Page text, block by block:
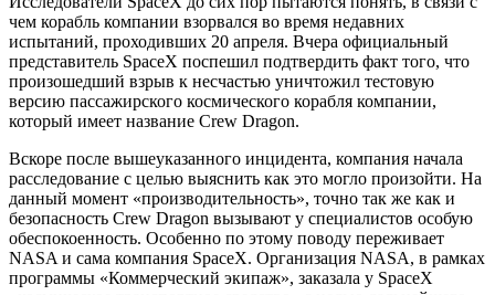
чем корабль компании взорвался во время недавних
испытаний, проходивших 20 апреля. Вчера официальный
представитель SpaceX поспешил подтвердить факт того, что
произошедший взрыв к несчастью уничтожил тестовую
версию пассажирского космического корабля компании,
который имеет название Crew Dragon.
Вскоре после вышеуказанного инцидента, компания начала
расследование с целью выяснить как это могло произойти. На
данный момент «производительность», точно так же как и
безопасность Crew Dragon вызывают у специалистов особую
обеспокоенность. Особенно по этому поводу переживает
NASA и сама компания SpaceX. Организация NASA, в рамках
программы «Коммерческий экипаж», заказала у SpaceX